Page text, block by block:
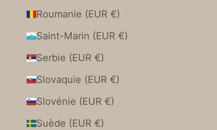
Roumanie (EUR €)
Saint-Marin (EUR €)
Serbie (EUR €)
Slovaquie (EUR €)
Slovénie (EUR €)
Suède (EUR €)